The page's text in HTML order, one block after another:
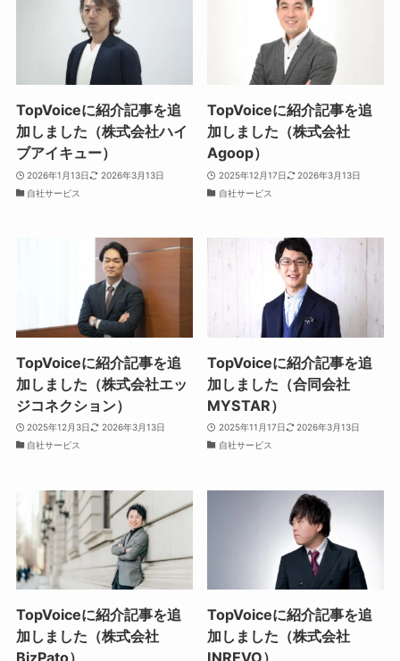
TopVoiceに紹介記事を追
加しました（株式会社ハイ
ブアイキュー）
2026年1月13日
2026年3月13日
自社サービス
TopVoiceに紹介記事を追
加しました（株式会社
Agoop）
2025年12月17日
2026年3月13日
自社サービス
TopVoiceに紹介記事を追
加しました（株式会社エッ
ジコネクション）
2025年12月3日
2026年3月13日
自社サービス
TopVoiceに紹介記事を追
加しました（合同会社
MYSTAR）
2025年11月17日
2026年3月13日
自社サービス
TopVoiceに紹介記事を追
加しました（株式会社
TopVoiceに紹介記事を追
加しました（株式会社